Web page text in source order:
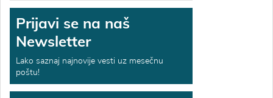
Prijavi se na naš
Newsletter
Lako saznaj najnovije vesti uz mesečnu
poštu!